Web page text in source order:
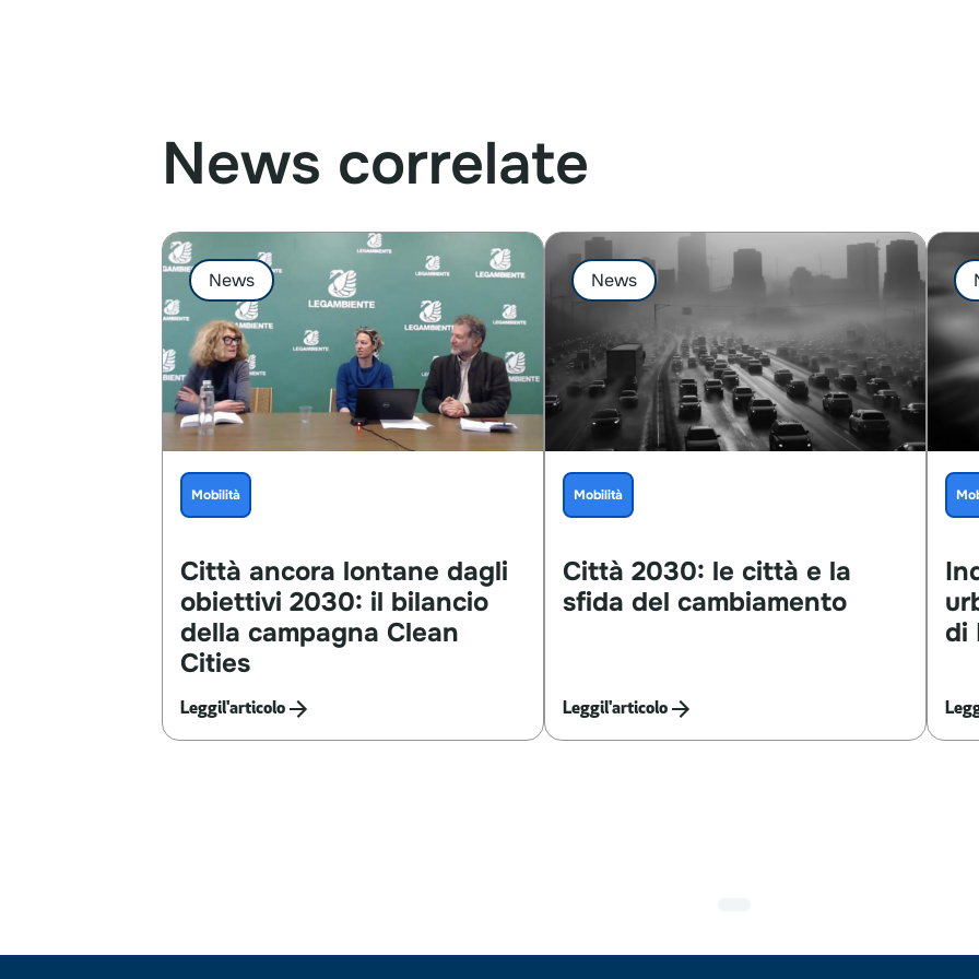
News correlate
News
Mobilità
Città ancora lontane dagli
obiettivi 2030: il bilancio
della campagna Clean
Cities
Leggil'articolo
News
Mobilità
Città 2030: le città e la
sfida del cambiamento
Leggil'articolo
di